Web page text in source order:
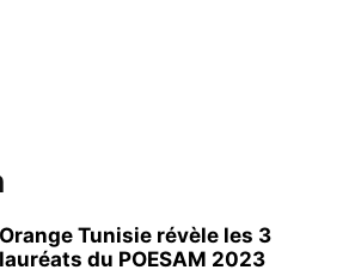
Orange Tunisie révèle les 3
lauréats du POESAM 2023